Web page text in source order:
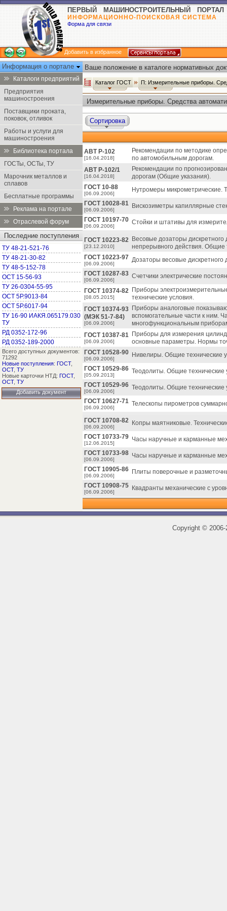
ПЕРВЫЙ МАШИНОСТРОИТЕЛЬНЫЙ ПОРТАЛ
ИНФОРМАЦИОННО-ПОИСКОВАЯ СИСТЕМА
Форма для связи
Добавить в избранное
Информация о портале
Каталоги предприятий
Предприятия
машиностроения
Поставщики проката,
поковок, отливок
Работы и услуги для
машиностроения
Библиотека портала
ГОСТы, ОСТы, ТУ
Марочник металлов и
сплавов
Бесплатные программы
Реклама на портале
Отраслевой форум
Последние поступления
ТУ 48-21-521-76
ТУ 48-21-30-82
ТУ 48-5-152-78
ОСТ 15-56-93
ТУ 26-0304-55-95
ОСТ 5Р.9013-84
ОСТ 5Р.6017-94
ТУ 16-90 ИАКЯ.065179.030
ТУ
РД 0352-172-96
РД 0352-189-2000
Всего доступных документов:
71292
Новые поступления: ГОСТ,
ОСТ, ТУ
Новые карточки НТД: ГОСТ,
ОСТ, ТУ
Добавить документ
Ваше положение в каталоге нормативных
Каталог ГОСТ П: Измерительные приборы.
Измерительные приборы. Средства
ГОСТ
Сортировка
АВТ Р-102
[16.04.2018]
Рекомендации по методике
по автомобильным дорогам.
АВТ Р-102/1
[16.04.2018]
Рекомендации по
дорогам (Общие указания).
ГОСТ 10-88
[06.09.2006]
Нутромеры микрометрические.
ГОСТ 10028-81
[06.09.2006]
Вискозиметры капиллярные
ГОСТ 10197-70
[06.09.2006]
Стойки и штативы для
ГОСТ 10223-82
[23.12.2010]
Весовые дозаторы
непрерывного действия. Общие
ГОСТ 10223-97
[06.09.2006]
Дозаторы весовые
ГОСТ 10287-83
[06.09.2006]
Счетчики электрические
ГОСТ 10374-82
[08.05.2015]
Приборы
технические условия.
ГОСТ 10374-93
(МЭК 51-7-84)
[06.09.2006]
Приборы аналоговые
вспомогательные части к ним.
многофункциональным
ГОСТ 10387-81
[06.09.2006]
Приборы для измерения
основные параметры. Нормы
ГОСТ 10528-90
[06.09.2006]
Нивелиры. Общие технические
ГОСТ 10529-86
[05.09.2013]
Теодолиты. Общие технические
ГОСТ 10529-96
[06.09.2006]
Теодолиты. Общие технические
ГОСТ 10627-71
[06.09.2006]
Телескопы пирометров
ГОСТ 10708-82
[06.09.2006]
Копры маятниковые.
ГОСТ 10733-79
[12.06.2015]
Часы наручные и карманные
ГОСТ 10733-98
[06.09.2006]
Часы наручные и карманные
ГОСТ 10905-86
[06.09.2006]
Плиты поверочные и
ГОСТ 10908-75
[06.09.2006]
Квадранты механические с
Copyright ©